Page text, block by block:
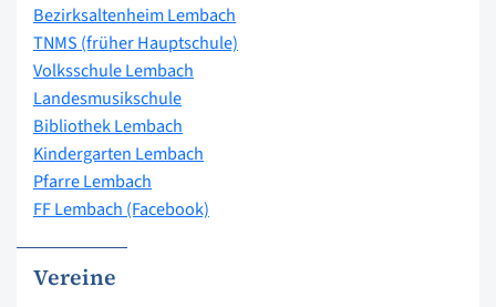
Bezirksaltenheim Lembach
TNMS (früher Hauptschule)
Volksschule Lembach
Landesmusikschule
Bibliothek Lembach
Kindergarten Lembach
Pfarre Lembach
FF Lembach (Facebook)
Vereine